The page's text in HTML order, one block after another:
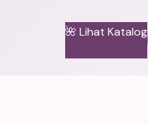
🌺 Lihat Katalog